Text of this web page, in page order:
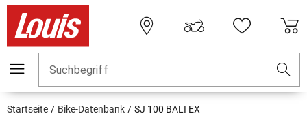
Suchbegriff
Startseite Bike-Datenbank SJ 100 BALI EX